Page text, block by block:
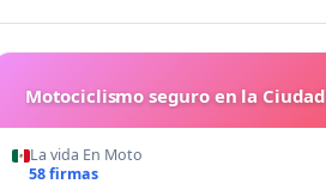
Motociclismo seguro en la Ciudad
La vida En Moto
58 firmas